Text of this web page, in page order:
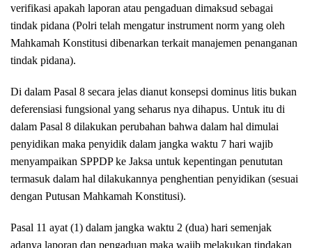
verifikasi apakah laporan atau pengaduan dimaksud sebagai
tindak pidana (Polri telah mengatur instrument norm yang oleh
Mahkamah Konstitusi dibenarkan terkait manajemen penanganan
tindak pidana).
Di dalam Pasal 8 secara jelas dianut konsepsi dominus litis bukan
deferensiasi fungsional yang seharus nya dihapus. Untuk itu di
dalam Pasal 8 dilakukan perubahan bahwa dalam hal dimulai
penyidikan maka penyidik dalam jangka waktu 7 hari wajib
menyampaikan SPPDP ke Jaksa untuk kepentingan penututan
termasuk dalam hal dilakukannya penghentian penyidikan (sesuai
dengan Putusan Mahkamah Konstitusi).
Pasal 11 ayat (1) dalam jangka waktu 2 (dua) hari semenjak
adanya laporan dan pengaduan maka wajib melakukan tindakan